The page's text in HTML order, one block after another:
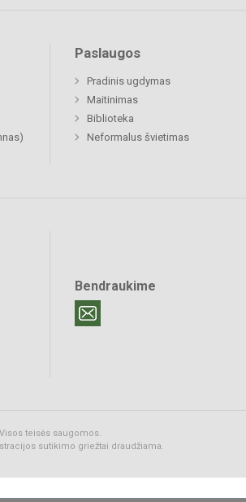
Paslaugos
Pradinis ugdymas
Maitinimas
Biblioteka
Neformalus švietimas
Bendraukime
teisės saugomos.
sutikimo griežtai draudžiama.